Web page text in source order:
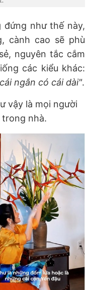
đứng như thế này,
cành cao sẽ phù
nguyên tắc cắm
các kiểu khác:
ngắn có cái dài".
vậy là mọi người
trong nhà.